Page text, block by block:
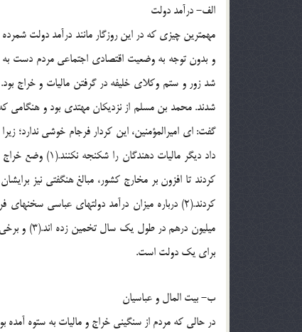
الف- درآمد دولت
مهمترین چیزی که در این روزگار مانند درآمد دولت
و بدون توجه به وضعیت اقتصادی اجتماعی مردم دست به
شد زور و ستم وکلای خلیفه در گرفتن مالیات و خراج
شدند. محمد بن مسلم از نزدیکان مهتدی بود و هنگامی
گفت: ای امیرالمؤمنین، این کردار فرجام خوشی ندارد؛
داد دیگر مالیات
کردند تا افزون بر مخارج کشور، مبالغ هنگفتی نیز
کردند.(2) درباره میزان درآمد دولتهای عباسی
میلیون
برای یک دولت است.
ب- بیت المال و عباسیان
در حالی که مردم از سنگینی خراج و مالیات به ستوه